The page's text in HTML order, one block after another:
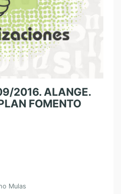
2016. ALANGE.
FOMENTO
Mulas